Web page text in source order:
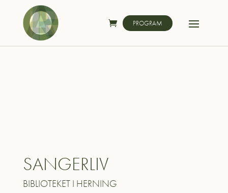
PROGRAM
SANGERLIV
BIBLIOTEKET I HERNING